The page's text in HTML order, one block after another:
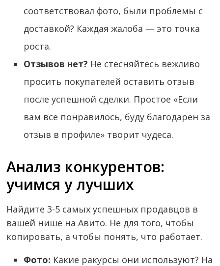
соответствовал фото, были проблемы с
доставкой? Каждая жалоба — это точка
роста.
Отзывов нет? Не стесняйтесь вежливо
просить покупателей оставить отзыв
после успешной сделки. Простое «Если
вам все понравилось, буду благодарен за
отзыв в профиле» творит чудеса.
Анализ конкурентов:
учимся у лучших
Найдите 3-5 самых успешных продавцов в
вашей нише на Авито. Не для того, чтобы
копировать, а чтобы понять, что работает.
Фото: Какие ракурсы они используют? На